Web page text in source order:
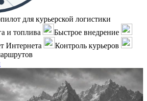
для курьерской логистики
и топлива
Быстрое внедрение
Интернета
Контроль курьеров